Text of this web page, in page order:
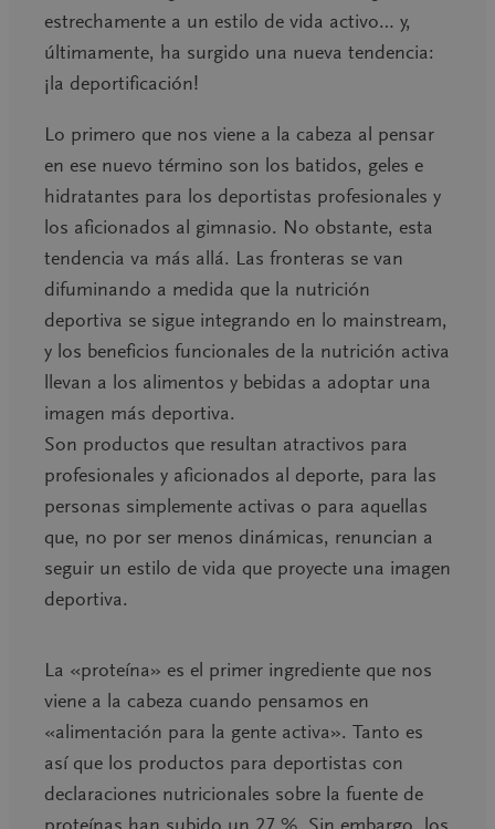
estrechamente a un estilo de vida activo… y,
últimamente, ha surgido una nueva tendencia:
¡la deportificación!
Lo primero que nos viene a la cabeza al pensar
en ese nuevo término son los batidos, geles e
hidratantes para los deportistas profesionales y
los aficionados al gimnasio. No obstante, esta
tendencia va más allá. Las fronteras se van
difuminando a medida que la nutrición
deportiva se sigue integrando en lo mainstream,
y los beneficios funcionales de la nutrición activa
llevan a los alimentos y bebidas a adoptar una
imagen más deportiva.
Son productos que resultan atractivos para
profesionales y aficionados al deporte, para las
personas simplemente activas o para aquellas
que, no por ser menos dinámicas, renuncian a
seguir un estilo de vida que proyecte una imagen
deportiva.
La «proteína» es el primer ingrediente que nos
viene a la cabeza cuando pensamos en
«alimentación para la gente activa». Tanto es
así que los productos para deportistas con
declaraciones nutricionales sobre la fuente de